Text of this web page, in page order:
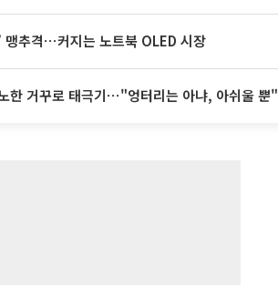
맹추격⋯커지는 노트북 OLED 시장
한 거꾸로 태극기⋯"엉터리는 아냐, 아쉬울 뿐"